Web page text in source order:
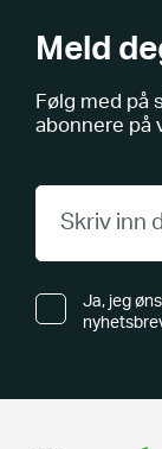
Meld
Følg med på
abonnere på
Ja, jeg